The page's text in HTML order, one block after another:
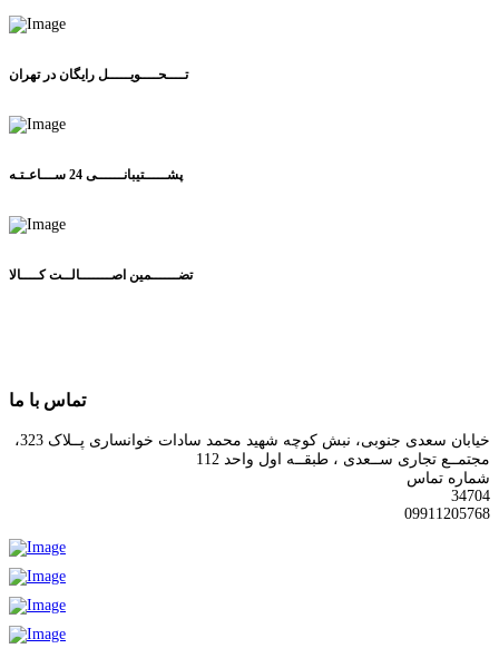
تــــحــــویـــــل رایگان در تهران
پشـــــتیبانــــــی 24 ســـاعـتـه
تضــــــمین اصـــــــالــت کــــالا
تماس با ما
خیابان سعدی جنوبی، نبش کوچه شهید محمد سادات خوانساری پــلاک 323،
مجتمــع تجاری ســعدی ، طبقــه اول واحد 112
شماره تماس
34704
09911205768